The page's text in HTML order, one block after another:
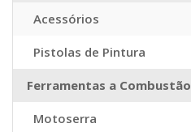
Acessórios
Pistolas de Pintura
Ferramentas a Combustão
Motoserra